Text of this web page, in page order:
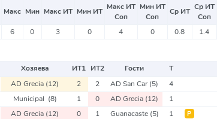
Макс Мин Макс ИТ Мин ИТ Макс ИТ
Соп
Мин ИТ
Соп
Ср ИТ Ср ИТ
Соп
6 0 3 0 4 0 0.8 1.4
Хозяева ИТ1 ИТ2 Гости Т
AD Grecia (12) 2 2 AD San Car(5) 4
Municipal (8) 1 0 AD Grecia (12) 1
AD Grecia (12) 0 1 Guanacaste (5) 1 Р